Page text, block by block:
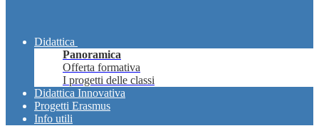
Didattica
Panoramica
Offerta formativa
I progetti delle classi
Didattica Innovativa
Progetti Erasmus
Info utili